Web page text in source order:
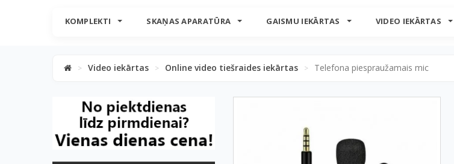
KOMPLEKTI SKAŅAS APARATŪRA GAISMU IEKĀRTAS VIDEO IEKĀRTAS
> Video iekārtas > Online video tiešraides iekārtas > Telefona piespraužamais mic